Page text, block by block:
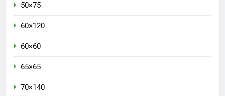
50×75
60×120
60×60
65×65
70×140